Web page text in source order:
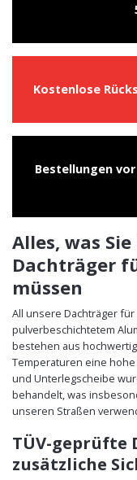
Kostenlose
Bestellungen vor
Alles, was
Dachträger
müssen
All unsere Dachträger
pulverbeschichtetem
bestehen aus
Temperaturen eine
und Unterlegscheibe
behandelt, was
unseren Straßen
TÜV-geprüfte
zusätzliche